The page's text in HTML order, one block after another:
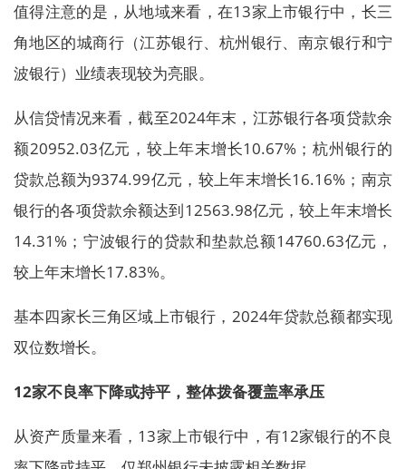
值得注意的是，从地域来看，在13家上市银行中，长三
角地区的城商行（江苏银行、杭州银行、南京银行和宁
波银行）业绩表现较为亮眼。
从信贷情况来看，截至2024年末，江苏银行各项贷款余
额20952.03亿元，较上年末增长10.67%；杭州银行的
贷款总额为9374.99亿元，较上年末增长16.16%；南京
银行的各项贷款余额达到12563.98亿元，较上年末增长
14.31%；宁波银行的贷款和垫款总额14760.63亿元，
较上年末增长17.83%。
基本四家长三角区域上市银行，2024年贷款总额都实现
双位数增长。
12家不良率下降或持平，整体拨备覆盖率承压
从资产质量来看，13家上市银行中，有12家银行的不良